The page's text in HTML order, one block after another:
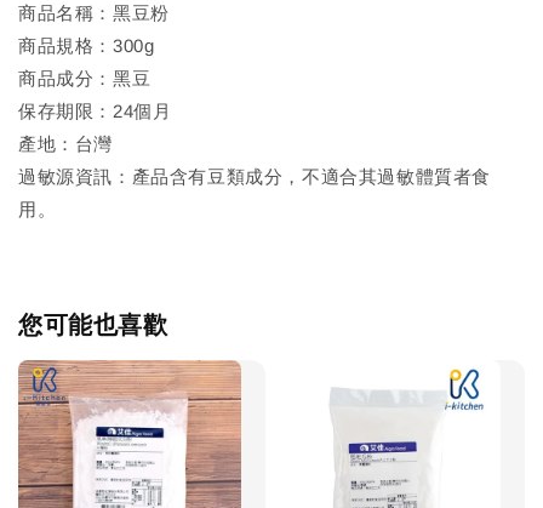
商品名稱：黑豆粉
商品規格：300g
商品成分：黑豆
保存期限：24個月
產地：台灣
過敏源資訊：產品含有豆類成分，不適合其過敏體質者食
用。
您可能也喜歡